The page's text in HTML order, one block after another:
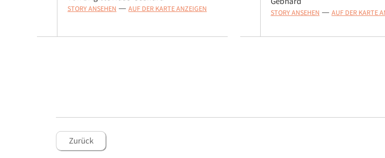
STORY ANSEHEN — AUF DER KARTE ANZEIGEN STORY ANSEHEN — AUF DER KARTE
Zurück